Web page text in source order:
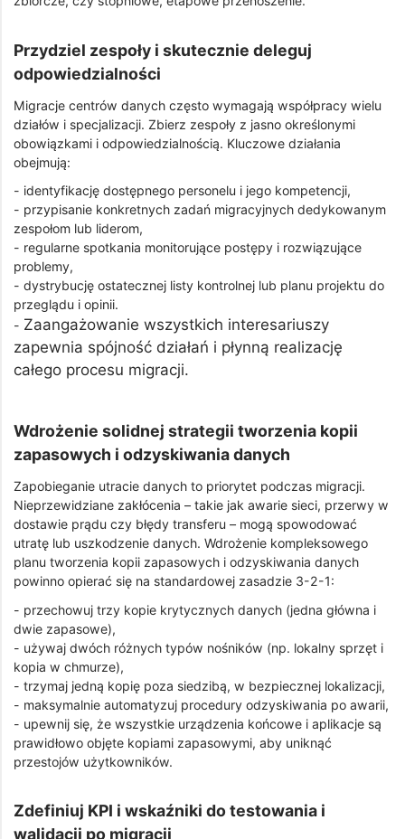
Przydziel zespoły i skutecznie deleguj
odpowiedzialności
Migracje centrów danych często wymagają współpracy wielu
działów i specjalizacji. Zbierz zespoły z jasno określonymi
obowiązkami i odpowiedzialnością. Kluczowe działania
obejmują:
- identyfikację dostępnego personelu i jego kompetencji,
- przypisanie konkretnych zadań migracyjnych dedykowanym
zespołom lub liderom,
- regularne spotkania monitorujące postępy i rozwiązujące
problemy,
- dystrybucję ostatecznej listy kontrolnej lub planu projektu do
przeglądu i opinii.
- Zaangażowanie wszystkich interesariuszy
zapewnia spójność działań i płynną realizację
całego procesu migracji.
Wdrożenie solidnej strategii tworzenia kopii
zapasowych i odzyskiwania danych
Zapobieganie utracie danych to priorytet podczas migracji.
Nieprzewidziane zakłócenia – takie jak awarie sieci, przerwy w
dostawie prądu czy błędy transferu – mogą spowodować
utratę lub uszkodzenie danych. Wdrożenie kompleksowego
planu tworzenia kopii zapasowych i odzyskiwania danych
powinno opierać się na standardowej zasadzie 3-2-1:
- przechowuj trzy kopie krytycznych danych (jedna główna i
dwie zapasowe),
- używaj dwóch różnych typów nośników (np. lokalny sprzęt i
kopia w chmurze),
- trzymaj jedną kopię poza siedzibą, w bezpiecznej lokalizacji,
- maksymalnie automatyzuj procedury odzyskiwania po awarii,
- upewnij się, że wszystkie urządzenia końcowe i aplikacje są
prawidłowo objęte kopiami zapasowymi, aby uniknąć
przestojów użytkowników.
Zdefiniuj KPI i wskaźniki do testowania i
walidacji po migracji